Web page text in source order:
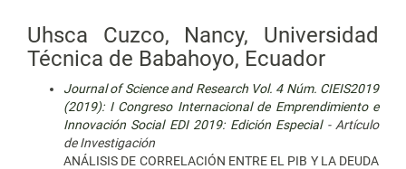
Uhsca Cuzco, Nancy, Universidad
Técnica de Babahoyo, Ecuador
Journal of Science and Research Vol. 4 Núm. CIEIS2019
(2019): I Congreso Internacional de Emprendimiento e
Innovación Social EDI 2019: Edición Especial- Artículo
de Investigación
ANÁLISIS DE CORRELACIÓN ENTRE EL PIB Y LA DEUDA